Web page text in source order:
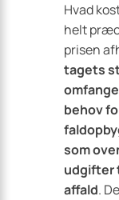
Hvad
helt
prisen
tagets
behov
som
udgifter
affald.